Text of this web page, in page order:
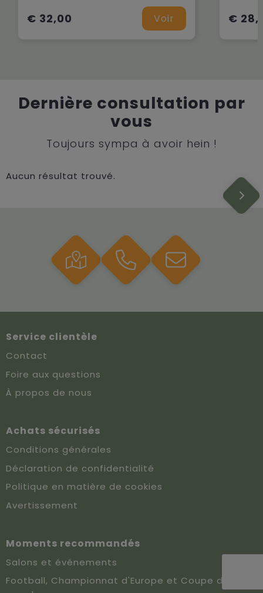
€ 32,00 Voir €
Dernière consultation par
vous
Toujours sympa à avoir hein !
Aucun résultat trouvé.
Service clientèle
Contact
Foire aux questions
À propos de nous
Achats sécurisés
Conditions générales
Déclaration de confidentialité
Politique en matière de cookies
Avertissement
Moments recommandés
Salons et événements
Football, Championnat d'Europe et Coupe du